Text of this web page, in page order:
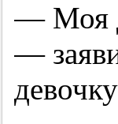
— Моя
—